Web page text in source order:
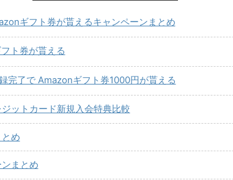
ギフト券が貰えるキャンペーンまとめ
ト券が貰える
完了で Amazonギフト券1000円が貰える
ットカード新規入会特典比較
め
まとめ